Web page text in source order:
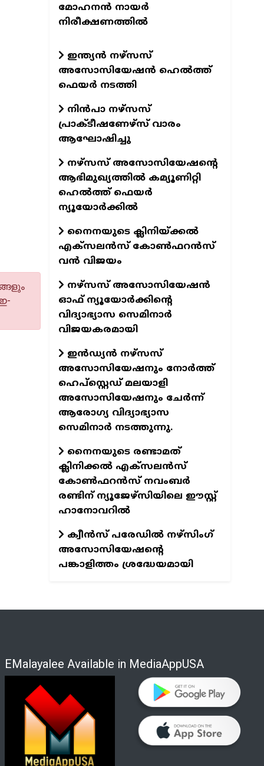
മോഹനൻ നായർ
നിരീക്ഷണത്തിൽ
ഇന്ത്യന്‍ നഴ്‌സസ്
അസോസിയേഷന്‍ ഹെല്‍ത്ത്
ഫെയര്‍ നടത്തി
നിന്‍പാ നഴ്‌സസ്
പ്രാക്ടീഷണേഴ്‌സ് വാരം
ആഘോഷിച്ചു
നഴ്‌സസ് അസോസിയേഷന്റെ
ആഭിമുഖ്യത്തില്‍ കമ്യൂണിറ്റി
ഹെല്‍ത്ത് ഫെയര്‍
ന്യൂയോര്‍ക്കില്‍
നൈനയുടെ ക്ലിനിയ്ക്കല്‍
എക്‌സലന്‍സ് കോണ്‍ഫറന്‍സ്
വന്‍ വിജയം
നഴ്‌സസ് അസോസിയേഷന്‍
ഓഫ് ന്യൂയോര്‍ക്കിന്റെ
വിദ്യാഭ്യാസ സെമിനാര്‍
വിജയകരമായി
ഇന്‍ഡ്യന്‍ നഴ്‌സസ്
അസോസിയേഷനും നോര്‍ത്ത്
ഹെപ്‌സ്റ്റെഡ് മലയാളി
അസോസിയേഷനും ചേര്‍ന്ന്
ആരോഗ്യ വിദ്യാഭ്യാസ
സെമിനാര്‍ നടത്തുന്നു.
നൈനയുടെ രണ്ടാമത്
ക്ലിനിക്കല്‍ എക്‌സലന്‍സ്
കോണ്‍ഫറന്‍സ് നവംബര്‍
രണ്ടിന് ന്യൂജേഴ്‌സിയിലെ ഈസ്റ്റ്
ഹാനോവറില്‍
ക്വീന്‍സ് പരേഡില്‍ നഴ്‌സിംഗ്
അസോസിയേഷന്റെ
പങ്കാളിത്തം ശ്രദ്ധേയമായി
EMalayalee Available in MediaAppUSA